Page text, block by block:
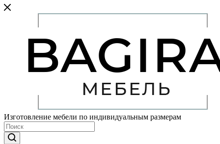
Изготовление мебели по индивидуальным размерам